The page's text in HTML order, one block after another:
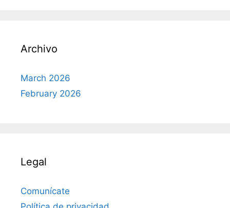
Archivo
March 2026
February 2026
Legal
Comunícate